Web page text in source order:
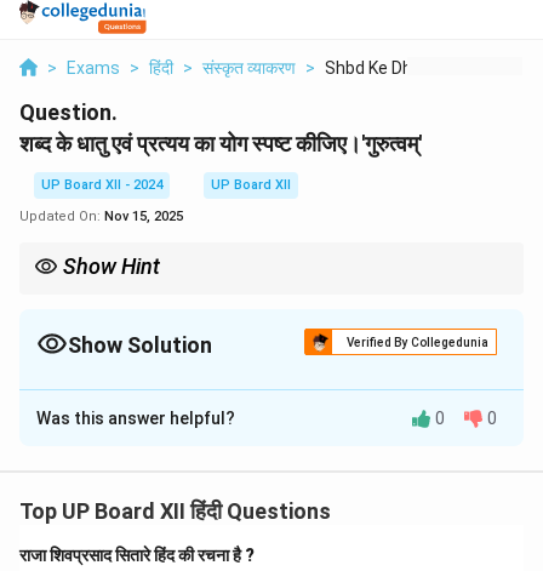
> Exams > हिंदी > संस्कृत व्याकरण > Shbd Ke Dhatu Evn Pr...
Question.
शब्द के धातु एवं प्रत्यय का योग स्पष्ट कीजिए।'गुरुत्वम्'
UP Board XII - 2024
UP Board XII
Updated On: Nov 15, 2025
Show Hint
Show Solution Verified By Collegedunia
Solution and Explanation
प्रत्यय:त्वम्
Download Solution in PDF
Was this answer helpful? 0 0
Top UP Board XII हिंदी Questions
राजा शिवप्रसाद सितारे हिंद की रचना है ?